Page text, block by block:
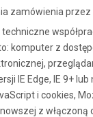
zamówienia przez
komputer z
IE Edge, IE 9+ lub
i cookies,
z włączoną